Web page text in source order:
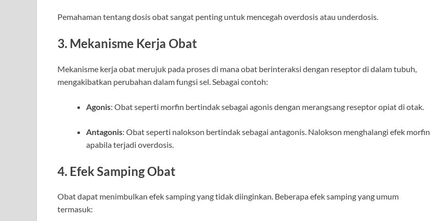
Pemahaman tentang dosis obat sangat penting untuk mencegah overdosis atau underdosis.
3. Mekanisme Kerja Obat
Mekanisme kerja obat merujuk pada proses di mana obat berinteraksi dengan reseptor di dalam tubuh,
mengakibatkan perubahan dalam fungsi sel. Sebagai contoh:
Agonis: Obat seperti morfin bertindak sebagai agonis dengan merangsang reseptor opiat di otak.
Antagonis: Obat seperti nalokson bertindak sebagai antagonis. Nalokson menghalangi efek morfin
apabila terjadi overdosis.
4. Efek Samping Obat
Obat dapat menimbulkan efek samping yang tidak diinginkan. Beberapa efek samping yang umum
termasuk: